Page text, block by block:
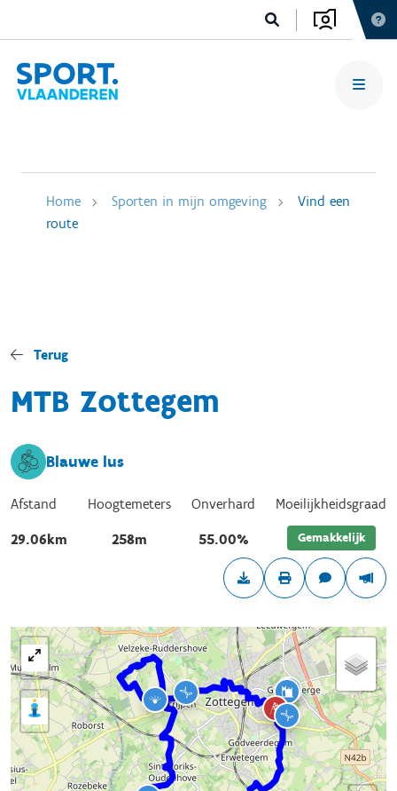
Home Sporten in mijn omgeving
Vind een
route
Terug
MTB Zottegem
Blauwe lus
Afstand
29.06km
Hoogtemeters
258m
Onverhard
55.00%
Moeilijkheidsgraad
Gemakkelijk